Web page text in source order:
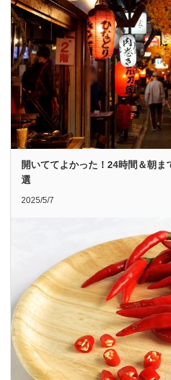
開いててよかった！24時間＆朝
選
2025/5/7